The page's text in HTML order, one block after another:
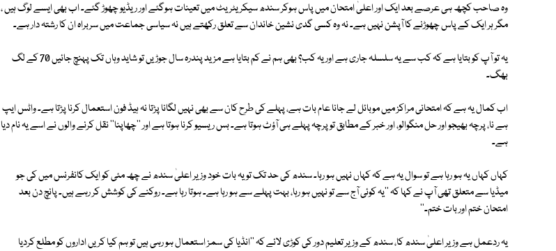
وہ صاحب کچھ ہی عرصے بعد ایک اور اعلیٰ امتحان میں پاس ہوکر سندھ سیکریٹریٹ میں تعینات ہوگئے اور ریڈیو چھوڑ گئے۔ اب بھی ایسے لوگ ہیں ،
مگر ہر ایک کے پاس چھوڑنے کا آپشن نہیں ہے۔ نہ وہ کسی گدی نشین خاندان سے تعلق رکھتے ہیں نہ سیاسی جماعت میں سربراہ ان کا رشتہ دار ہے۔
یہ تو آپ کو بتایا ہے کہ کب سے یہ سلسلہ جاری ہے اور یہ کب؟ بھی ہم نے کم بتایا ہے مزید پندرہ سال جوڑیں تو شاید وہاں تک پہنچ جائیں 70 کے لگ
بھگ۔
اب کمال یہ ہے کہ امتحانی مراکز میں موبائل لے جانا عام بات ہے، پہلے کی طرح کان سے بھی نہیں لگانا پڑتا نہ ہیڈ فون استعمال کرنا پڑتا ہے۔ واٹس ایپ
ہے نا، پرچہ بھیجو اور حل منگوالو، اور خبر کے مطابق تو پرچہ پہلے ہی آؤٹ ہوتا ہے۔ بس ریسیو کرنا ہوتا ہے اور ''چھاپنا'' نقل کرنے والوں نے اسے یہ نام دیا
ہے۔
کہاں کہاں یہ ہو رہا ہے تو سوال یہ ہے کہ کہاں نہیں ہو رہا۔ سندھ کی حد تک تو یہ بات خود وزیر اعلیٰ سندھ نے چھ مئی کو ایک کانفرنس میں کی جو
میڈیا سے متعلق تھی آپ نے کہا کہ ''یہ کوئی آج سے تو نہیں ہو رہا، بہت پہلے سے ہو رہا ہے۔ ہوتا رہا ہے۔ روکنے کی کوشش کر رہے ہیں۔ پانچ دن بعد
امتحان ختم اور بات ختم۔''
یہ ردعمل ہے وزیر اعلیٰ سندھ کا، سندھ کے وزیر تعلیم دور کی کوڑی لائے کہ ''انڈیا کی سمز استعمال ہو رہی ہیں تو ہم کیا کریں اداروں کو مطلع کردیا